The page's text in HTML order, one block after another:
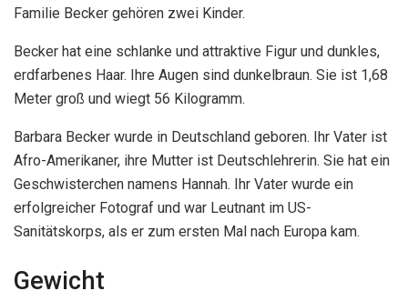
Familie Becker gehören zwei Kinder.
Becker hat eine schlanke und attraktive Figur und dunkles,
erdfarbenes Haar. Ihre Augen sind dunkelbraun. Sie ist 1,68
Meter groß und wiegt 56 Kilogramm.
Barbara Becker wurde in Deutschland geboren. Ihr Vater ist
Afro-Amerikaner, ihre Mutter ist Deutschlehrerin. Sie hat ein
Geschwisterchen namens Hannah. Ihr Vater wurde ein
erfolgreicher Fotograf und war Leutnant im US-
Sanitätskorps, als er zum ersten Mal nach Europa kam.
Gewicht